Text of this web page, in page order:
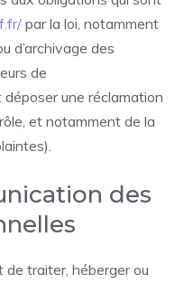
par la loi, notamment
d’archivage des
de
une réclamation
et notamment de la
des
de traiter, héberger ou